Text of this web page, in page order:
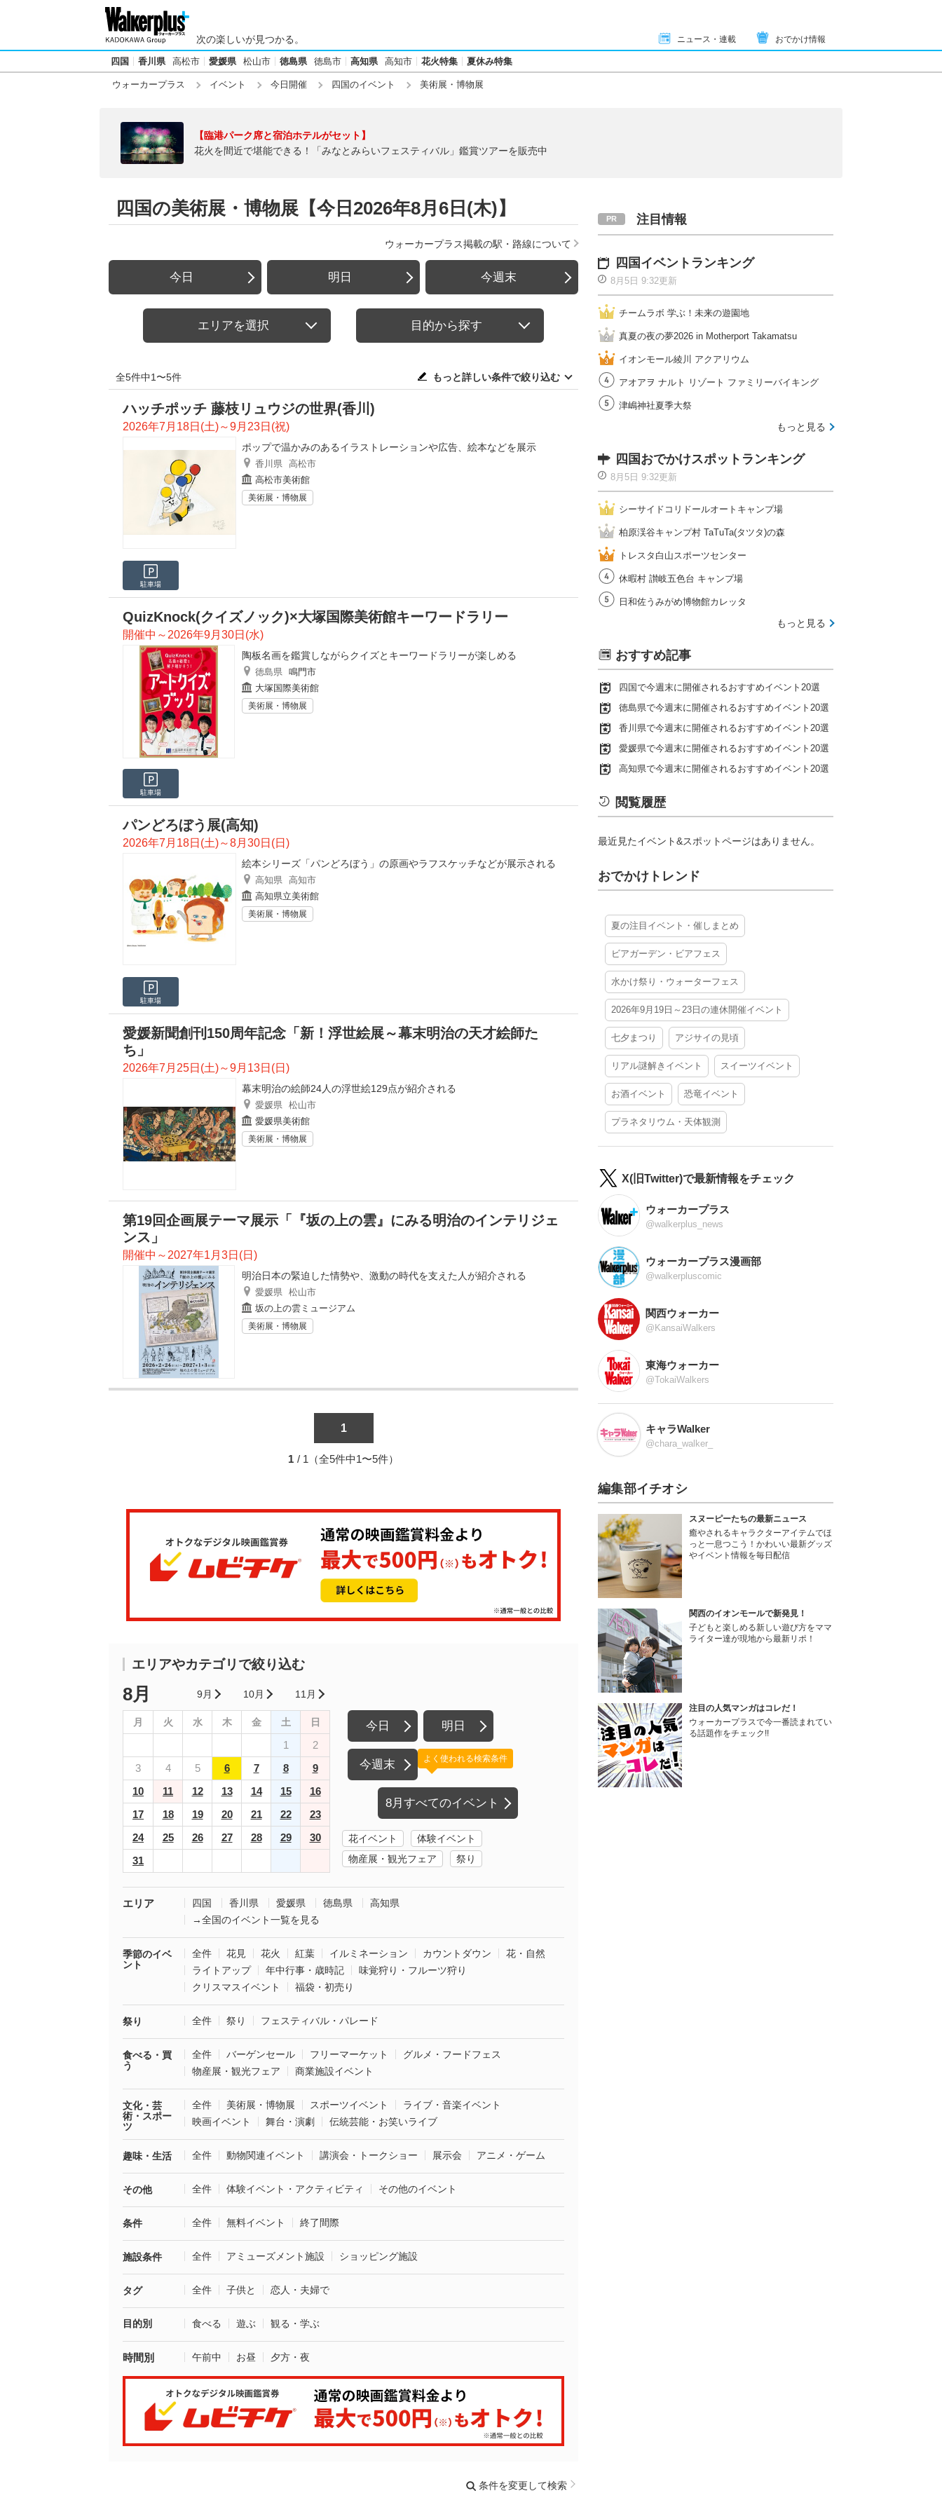
次の楽しいが見つかる。 ニュース・連載 おでかけ情報
四国 香川県 高松市 愛媛県 松山市 徳島県 徳島市 高知県 高知市 花火特集 夏休み特集
ウォーカープラス イベント 今日開催 四国のイベント 美術展・博物展
【臨港パーク席と宿泊ホテルがセット】
花火を間近で堪能できる！「みなとみらいフェスティバル」鑑賞ツアーを販売中
四国の美術展・博物展【今日2026年8月6日(木)】
ウォーカープラス掲載の駅・路線について
今日 明日 今週末
エリアを選択 目的から探す
全5件中1〜5件 もっと詳しい条件で絞り込む
ハッチポッチ 藤枝リュウジの世界(香川)
2026年7月18日(土)～9月23日(祝)
ポップで温かみのあるイラストレーションや広告、絵本などを展示
香川県 高松市
高松市美術館
美術展・博物展
駐車場
QuizKnock(クイズノック)×大塚国際美術館キーワードラリー
開催中～2026年9月30日(水)
陶板名画を鑑賞しながらクイズとキーワードラリーが楽しめる
徳島県 鳴門市
大塚国際美術館
美術展・博物展
駐車場
パンどろぼう展(高知)
2026年7月18日(土)～8月30日(日)
絵本シリーズ「パンどろぼう」の原画やラフスケッチなどが展示される
高知県 高知市
高知県立美術館
美術展・博物展
駐車場
愛媛新聞創刊150周年記念「新！浮世絵展～幕末明治の天才絵師た
ち」
2026年7月25日(土)～9月13日(日)
幕末明治の絵師24人の浮世絵129点が紹介される
愛媛県 松山市
愛媛県美術館
美術展・博物展
第19回企画展テーマ展示「『坂の上の雲』にみる明治のインテリジェ
ンス」
開催中～2027年1月3日(日)
明治日本の緊迫した情勢や、激動の時代を支えた人が紹介される
愛媛県 松山市
坂の上の雲ミュージアム
美術展・博物展
1
1 / 1（全5件中1〜5件）
エリアやカテゴリで絞り込む
8月 9月 10月 11月
月 火 水 木 金 土 日
1
2
3
4 5 6 7 8
9
10
11 12 13 14 15
16
17
18 19 20 21 22
23
24
25 26 27 28 29
30
31
今日 明日
今週末
8月すべてのイベント
よく使われる検索条件
花イベント
体験イベント
物産展・観光フェア
祭り
エリア 四国 香川県 愛媛県 徳島県
高知県
→全国のイベント一覧を見る
季節のイベ
ント
全件 花見 花火 紅葉 イルミネーション カウントダウン
花・自然
ライトアップ
年中行事・歳時記
味覚狩り・フルーツ狩り
クリスマスイベント
福袋・初売り
祭り 全件 祭り フェスティバル・パレード
食べる・買
う
全件 バーゲンセール フリーマーケット
グルメ・フードフェス
物産展・観光フェア
商業施設イベント
文化・芸
術・スポー
ツ
全件 美術展・博物展 スポーツイベント
ライブ・音楽イベント
映画イベント
舞台・演劇 伝統芸能・お笑いライブ
趣味・生活 全件 動物関連イベント 講演会・トークショー 展示会 アニメ・ゲーム
その他 全件 体験イベント・アクティビティ その他のイベント
条件 全件 無料イベント 終了間際
施設条件 全件 アミューズメント施設 ショッピング施設
タグ 全件 子供と 恋人・夫婦で
目的別 食べる 遊ぶ 観る・学ぶ
時間別 午前中 お昼 夕方・夜
条件を変更して検索
注目情報
四国イベントランキング
8月5日 9:32更新
チームラボ 学ぶ！未来の遊園地
真夏の夜の夢2026 in Motherport Takamatsu
イオンモール綾川 アクアリウム
アオアヲ ナルト リゾート ファミリーバイキング
津嶋神社夏季大祭
もっと見る
四国おでかけスポットランキング
8月5日 9:32更新
シーサイドコリドールオートキャンプ場
柏原渓谷キャンプ村 TaTuTa(タツタ)の森
トレスタ白山スポーツセンター
休暇村 讃岐五色台 キャンプ場
日和佐うみがめ博物館カレッタ
もっと見る
おすすめ記事
四国で今週末に開催されるおすすめイベント20選
徳島県で今週末に開催されるおすすめイベント20選
香川県で今週末に開催されるおすすめイベント20選
愛媛県で今週末に開催されるおすすめイベント20選
高知県で今週末に開催されるおすすめイベント20選
閲覧履歴
最近見たイベント&スポットページはありません。
おでかけトレンド
夏の注目イベント・催しまとめ
ビアガーデン・ビアフェス
水かけ祭り・ウォーターフェス
2026年9月19日～23日の連休開催イベント
七夕まつり アジサイの見頃
リアル謎解きイベント スイーツイベント
お酒イベント 恐竜イベント
プラネタリウム・天体観測
X(旧Twitter)で最新情報をチェック
ウォーカープラス
@walkerplus_news
ウォーカープラス漫画部
@walkerpluscomic
関西ウォーカー
@KansaiWalkers
東海ウォーカー
@TokaiWalkers
キャラWalker
@chara_walker_
編集部イチオシ
スヌーピーたちの最新ニュース
癒やされるキャラクターアイテムでほ
っと一息つこう！かわいい最新グッズ
やイベント情報を毎日配信
関西のイオンモールで新発見！
子どもと楽しめる新しい遊び方をママ
ライター達が現地から最新リポ！
注目の人気マンガはコレだ！
ウォーカープラスで今一番読まれてい
る話題作をチェック!!